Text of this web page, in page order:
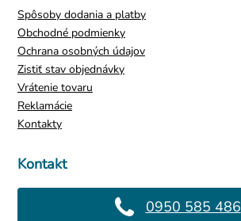
Kontakt
0950 585 486
Spôsoby dodania a platby
Obchodné podmienky
Ochrana osobných údajov
Zistiť stav objednávky
Vrátenie tovaru
Reklamácie
Kontakty